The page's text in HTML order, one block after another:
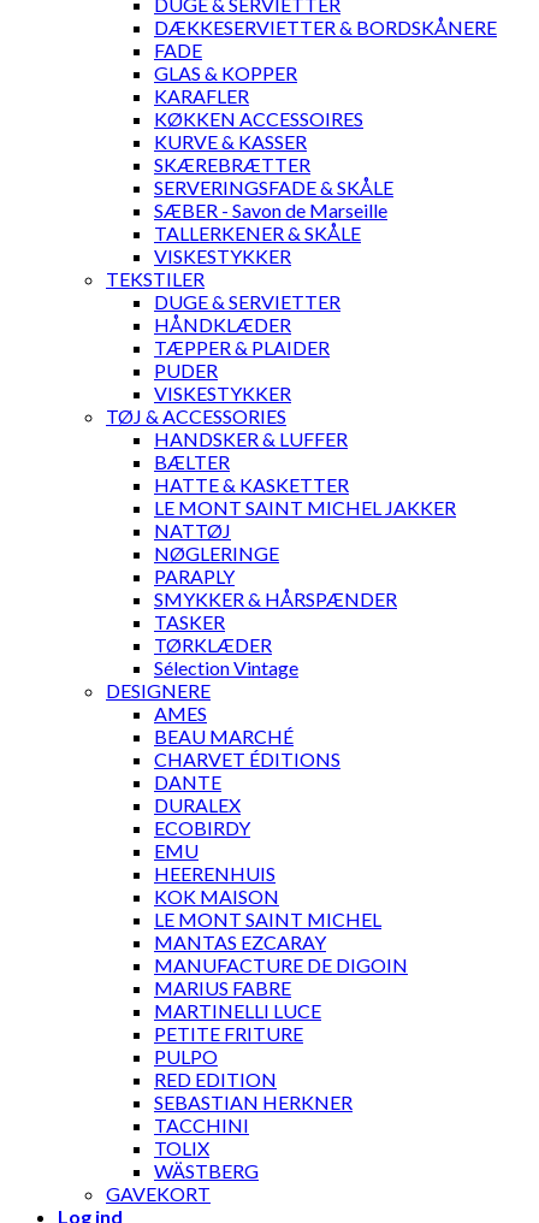
DÆKKESERVIETTER & BORDSKÅNERE
FADE
GLAS & KOPPER
KARAFLER
KØKKEN ACCESSOIRES
KURVE & KASSER
SKÆREBRÆTTER
SERVERINGSFADE & SKÅLE
SÆBER - Savon de Marseille
TALLERKENER & SKÅLE
VISKESTYKKER
TEKSTILER
DUGE & SERVIETTER
HÅNDKLÆDER
TÆPPER & PLAIDER
PUDER
VISKESTYKKER
TØJ & ACCESSORIES
HANDSKER & LUFFER
BÆLTER
HATTE & KASKETTER
LE MONT SAINT MICHEL JAKKER
NATTØJ
NØGLERINGE
PARAPLY
SMYKKER & HÅRSPÆNDER
TASKER
TØRKLÆDER
Sélection Vintage
DESIGNERE
AMES
BEAU MARCHÉ
CHARVET ÉDITIONS
DANTE
DURALEX
ECOBIRDY
EMU
HEERENHUIS
KOK MAISON
LE MONT SAINT MICHEL
MANTAS EZCARAY
MANUFACTURE DE DIGOIN
MARIUS FABRE
MARTINELLI LUCE
PETITE FRITURE
PULPO
RED EDITION
SEBASTIAN HERKNER
TACCHINI
TOLIX
WÄSTBERG
GAVEKORT
Log ind